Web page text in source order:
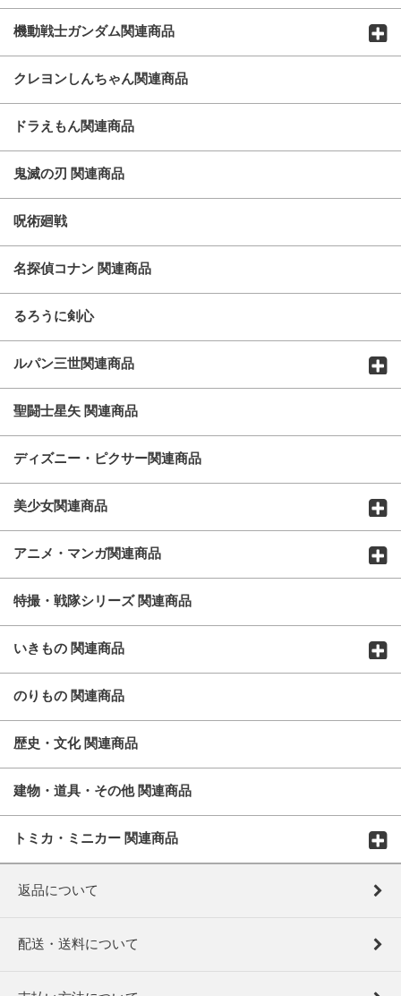
機動戦士ガンダム関連商品
クレヨンしんちゃん関連商品
ドラえもん関連商品
鬼滅の刃 関連商品
呪術廻戦
名探偵コナン 関連商品
るろうに剣心
ルパン三世関連商品
聖闘士星矢 関連商品
ディズニー・ピクサー関連商品
美少女関連商品
アニメ・マンガ関連商品
特撮・戦隊シリーズ 関連商品
いきもの 関連商品
のりもの 関連商品
歴史・文化 関連商品
建物・道具・その他 関連商品
トミカ・ミニカー 関連商品
返品について
配送・送料について